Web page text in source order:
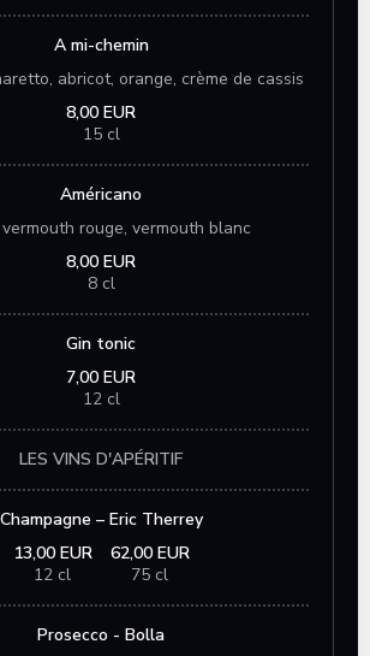
A mi-chemin
abricot, orange, crème de cassis
8,00 EUR
15 cl
Américano
rouge, vermouth blanc
8,00 EUR
8 cl
Gin tonic
7,00 EUR
12 cl
LES VINS D'APÉRITIF
Champagne – Eric Therrey
13,00 EUR
12 cl
62,00 EUR
75 cl
Prosecco - Bolla